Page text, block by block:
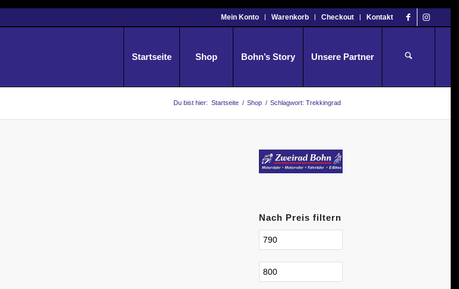
Mein Konto Warenkorb Checkout Kontakt
Startseite Shop Bohn’s Story Unsere Partner
Du bist hier: Startseite / Shop / Schlagwort: Trekkingrad
Nach Preis filtern